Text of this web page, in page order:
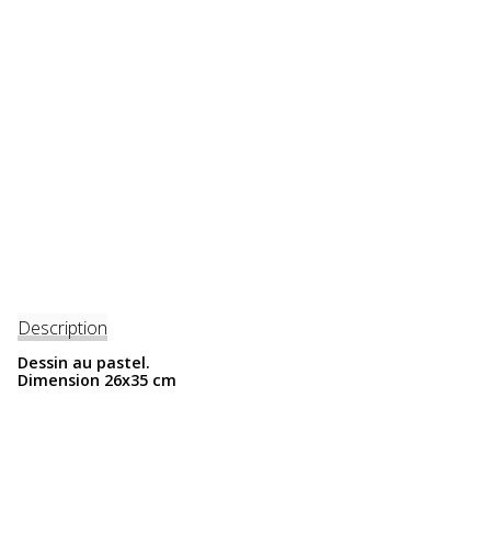
Description
Dessin au pastel.
Dimension 26x35 cm